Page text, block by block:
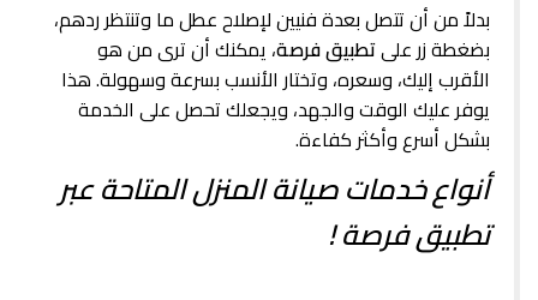
بدلاً من أن تتصل بعدة فنيين لإصلاح عطل ما وتنتظر ردهم،
بضغطة زر علىتطبيق فرصة، يمكنك أن ترى من هو
الأقرب إليك، وسعره، وتختار الأنسب بسرعة وسهولة. هذا
يوفر عليك الوقت والجهد، ويجعلك تحصل على الخدمة
بشكل أسرع وأكثر كفاءة.
أنواع خدمات صيانة المنزل المتاحة عبر
تطبيق فرصة !